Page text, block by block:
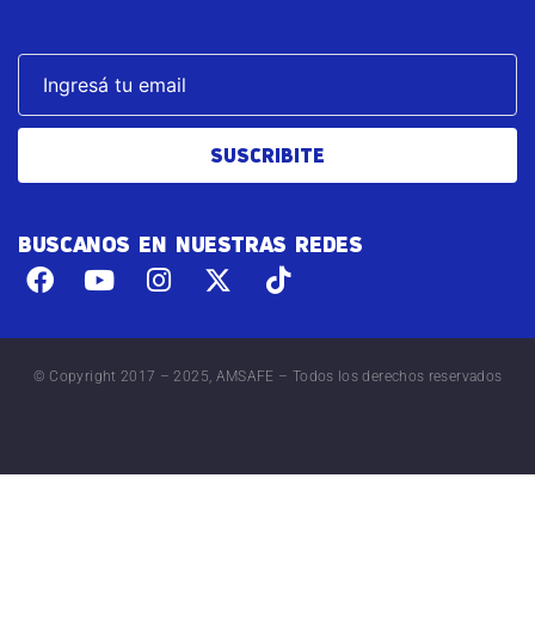
SUSCRIBITE
BUSCANOS EN NUESTRAS REDES
© Copyright 2017 – 2025, AMSAFE – Todos los derechos reservados